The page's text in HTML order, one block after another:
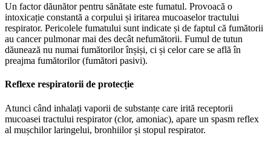
Un factor dăunător pentru sănătate este fumatul. Provoacă o
intoxicație constantă a corpului și iritarea mucoaselor tractului
respirator. Pericolele fumatului sunt indicate și de faptul că fumătorii
au cancer pulmonar mai des decât nefumătorii. Fumul de tutun
dăunează nu numai fumătorilor înșiși, ci și celor care se află în
preajma fumătorilor (fumători pasivi).
Reflexe respiratorii de protecție
Atunci când inhalați vaporii de substanțe care irită receptorii
mucoasei tractului respirator (clor, amoniac), apare un spasm reflex
al mușchilor laringelui, bronhiilor și stopul respirator.